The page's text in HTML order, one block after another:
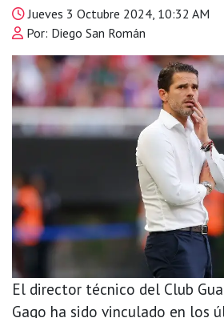
Jueves 3 Octubre 2024, 10:32 AM
Por: Diego San Román
El director técnico del Club
Gago ha sido vinculado en los